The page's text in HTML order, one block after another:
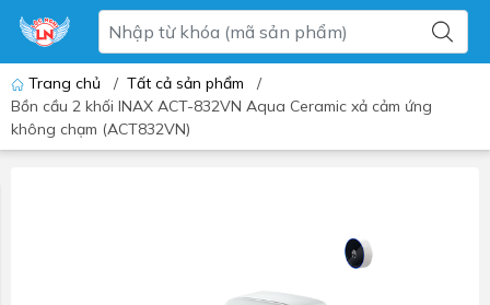
Trang chủ / Tất cả sản phẩm
/
Bồn cầu 2 khối INAX ACT-832VN Aqua Ceramic xả cảm ứng
không chạm (ACT832VN)